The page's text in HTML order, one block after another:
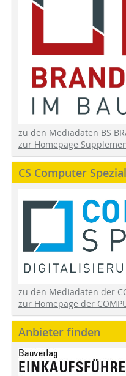
zu den Mediadaten BS
zur Homepage
CS Computer Spezial
zu den Mediadaten der
zur Homepage der
Anbieter finden